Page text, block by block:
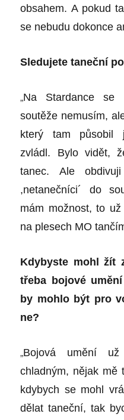
obsahem. A pokud
se nebudu dokonce
Sledujete taneční
„Na Stardance se
soutěže nemusím,
který tam působil
zvládl. Bylo vidět,
tanec. Ale
,netanečníci´ do
mám možnost, to
na plesech MO
Kdybyste mohl žít
třeba bojové
by mohlo být pro
ne?
„Bojová umění
chladným, nějak mě
kdybych se mohl
dělat taneční, tak